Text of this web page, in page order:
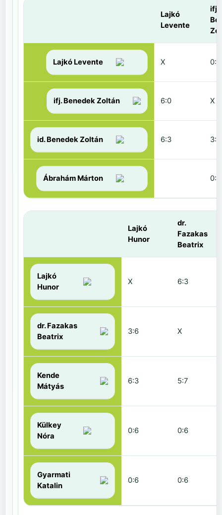
Lajkó
Levente
ifj.
Lajkó Levente X 0:6
ifj. Benedek Zoltán 6:0 X
id. Benedek Zoltán 6:3 3:6
Ábrahám Márton 0:6
Lajkó
Hunor
dr.
Fazakas
Beatrix
Lajkó
Hunor
X 6:3
dr. Fazakas
Beatrix
3:6 X
Kende
Mátyás
6:3 5:7
Külkey
Nóra
0:6 0:6
Gyarmati
Katalin
0:6 0:6